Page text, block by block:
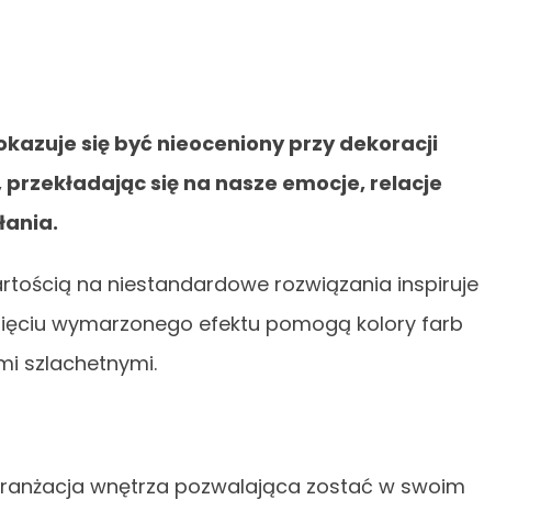
się być nieoceniony przy dekoracji
się na nasze emocje, relacje
na niestandardowe rozwiązania inspiruje
wymarzonego efektu pomogą kolory farb
szlachetnymi.
wnętrza pozwalająca zostać w swoim